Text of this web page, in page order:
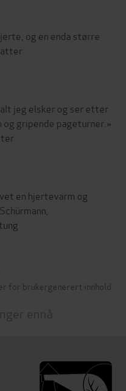
og en enda større
jeg elsker og ser etter
gripende pageturner.»
en hjertevarm og
for brukergenerert innhold
ennå